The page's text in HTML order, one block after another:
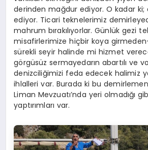
derinden mağdur ediyor. O kadar ki;
ediyor. Ticari teknelerimiz
mahrum bırakılıyorlar. Günlük gezi
misafirlerimize hiçbir koya
sürekli seyir halinde mi hizmet
görgüsüz sermayedarın abartılı ve
denizciliğimizi feda edecek halimiz
ihlalleri var. Burada ki bu
Liman Mevzuatı’nda yeri olmadığı
yaptırımları var.